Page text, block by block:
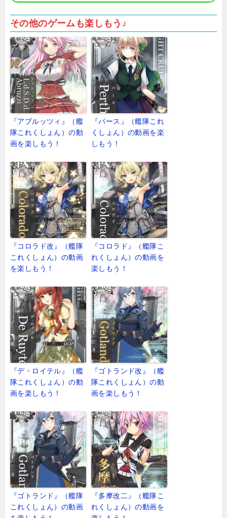
その他のゲームも楽しもう♪
『アブルッツィ』（艦
隊これくしょん）の動
画を楽しもう！
『パース』（艦隊これ
くしょん）の動画を楽
しもう！
『コロラド改』（艦隊
これくしょん）の動画
を楽しもう！
『コロラド』（艦隊こ
れくしょん）の動画を
楽しもう！
『デ・ロイテル』（艦
隊これくしょん）の動
画を楽しもう！
『ゴトランド改』（艦
隊これくしょん）の動
画を楽しもう！
『ゴトランド』（艦隊
これくしょん）の動画
『多摩改二』（艦隊こ
れくしょん）の動画を